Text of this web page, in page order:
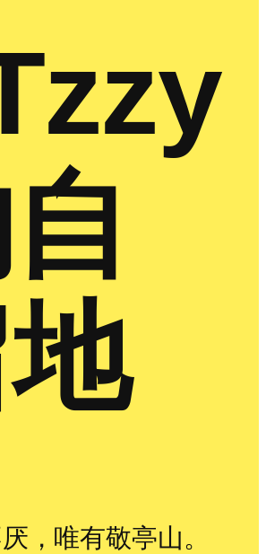
，唯有敬亭山。